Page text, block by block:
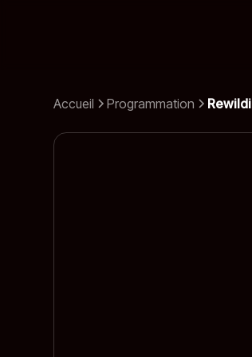
Accueil Programmation